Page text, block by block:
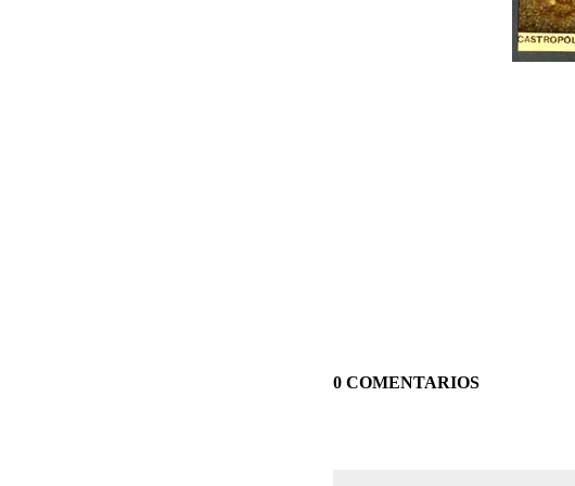
0 COMENTARIOS